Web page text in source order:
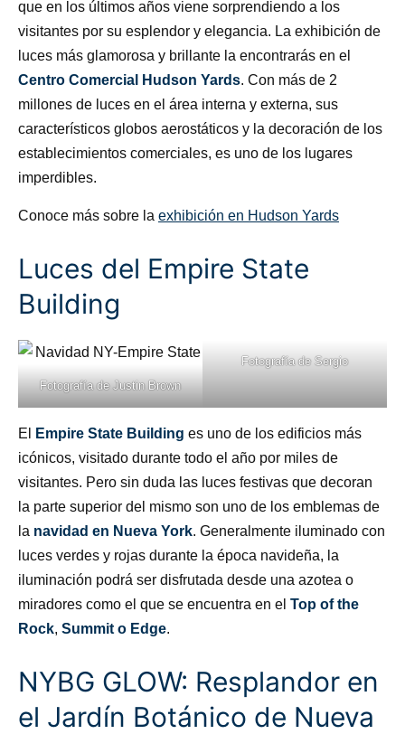
que en los últimos años viene sorprendiendo a los
visitantes por su esplendor y elegancia. La exhibición de
luces más glamorosa y brillante la encontrarás en el
Centro Comercial Hudson Yards. Con más de 2
millones de luces en el área interna y externa, sus
característicos globos aerostáticos y la decoración de los
establecimientos comerciales, es uno de los lugares
imperdibles.
Conoce más sobre la exhibición en Hudson Yards
Luces del Empire State
Building
Fotografía deJustin Brown
Fotografía de Sergio
El Empire State Building es uno de los edificios más
icónicos, visitado durante todo el año por miles de
visitantes. Pero sin duda las luces festivas que decoran
la parte superior del mismo son uno de los emblemas de
la navidad en Nueva York. Generalmente iluminado con
luces verdes y rojas durante la época navideña, la
iluminación podrá ser disfrutada desde una azotea o
miradores como el que se encuentra en el Top of the
Rock, Summit o Edge.
NYBG GLOW: Resplandor en
el Jardín Botánico de Nueva